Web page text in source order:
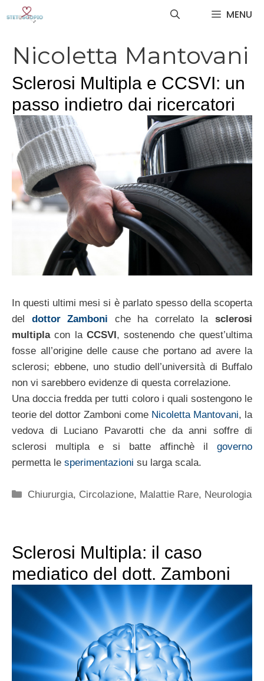
MENU
Nicoletta Mantovani
Sclerosi Multipla e CCSVI: un
passo indietro dai ricercatori
In questi ultimi mesi si è parlato spesso della scoperta
del dottor Zamboni che ha correlato lasclerosi
multiplacon la CCSVI , sostenendo che quest’ultima
fosse all’origine delle cause che portano ad avere la
sclerosi; ebbene, uno studio dell’università di Buffalo
non vi sarebbero evidenze di questa correlazione.
Una doccia fredda per tutti coloro i quali sostengono le
teorie del dottor Zamboni come Nicoletta Mantovani, la
vedova di Luciano Pavarotti che da anni soffre di
sclerosi multipla e si batte affinchè il governo
permetta le sperimentazioni su larga scala.
Categorie
Chiururgia, Circolazione, Malattie Rare, Neurologia
Sclerosi Multipla: il caso
mediatico del dott. Zamboni